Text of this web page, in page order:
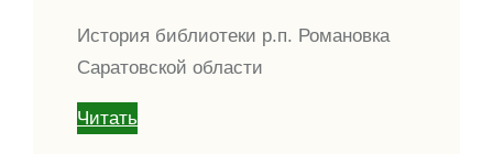
История библиотеки р.п. Романовка
Саратовской области
Читать